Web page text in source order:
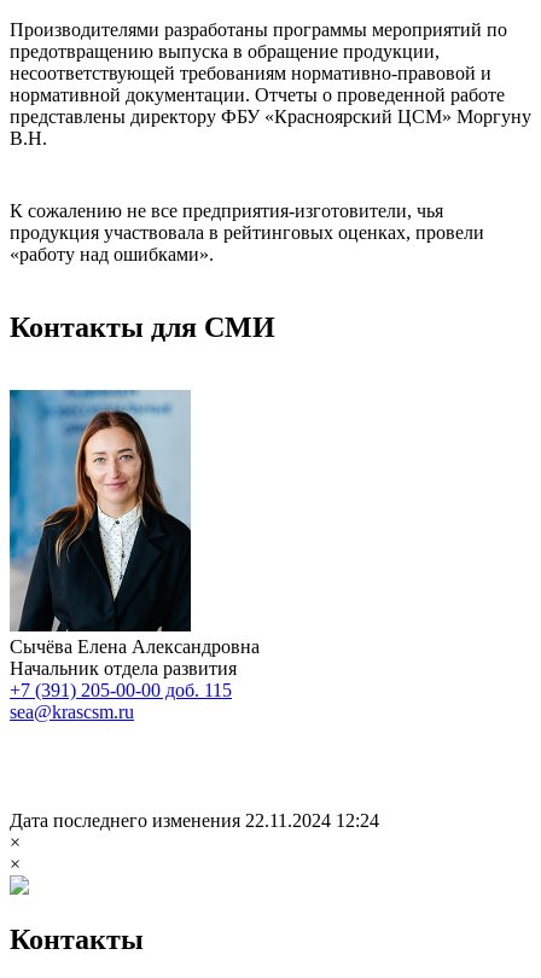
Производителями разработаны программы мероприятий по
предотвращению выпуска в обращение продукции,
несоответствующей требованиям нормативно-правовой и
нормативной документации. Отчеты о проведенной работе
представлены директору ФБУ «Красноярский ЦСМ» Моргуну
В.Н.
К сожалению не все предприятия-изготовители, чья
продукция участвовала в рейтинговых оценках, провели
«работу над ошибками».
Контакты для СМИ
Сычёва Елена Александровна
Начальник отдела развития
+7 (391) 205-00-00 доб. 115
sea@krascsm.ru
Дата последнего изменения 22.11.2024 12:24
×
×
Контакты